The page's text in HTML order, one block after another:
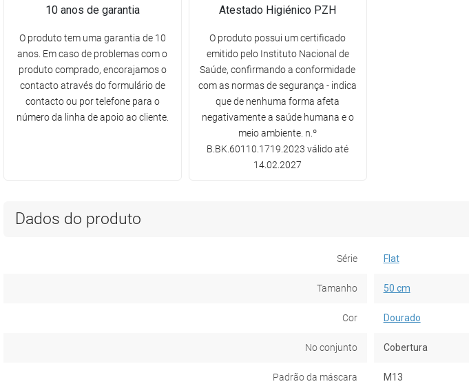
10 anos de garantia
O produto tem uma garantia de 10
anos. Em caso de problemas com o
produto comprado, encorajamos o
contacto através do formulário de
contacto ou por telefone para o
número da linha de apoio ao cliente.
Atestado Higiénico PZH
O produto possui um certificado
emitido pelo Instituto Nacional de
Saúde, confirmando a conformidade
com as normas de segurança - indica
que de nenhuma forma afeta
negativamente a saúde humana e o
meio ambiente. n.º
B.BK.60110.1719.2023 válido até
14.02.2027
Dados do produto
Série Flat
Tamanho 50 cm
Cor Dourado
No conjunto Cobertura
Padrão da máscara M13